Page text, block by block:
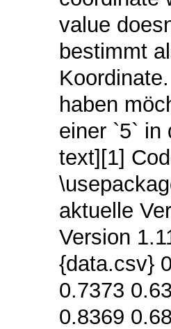
value
bestimmt
haben
einer `5` in
text][1]
aktuelle
Version
{data.csv}
0.7373
0.8369